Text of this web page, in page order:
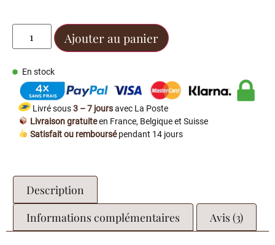
Ajouter au panier
En stock
Livré sous3 – 7 joursavec La Poste
Livraison gratuiteen France, Belgique et Suisse
Satisfait ou remboursépendant 14 jours
Description
Informations complémentaires
Avis (3)